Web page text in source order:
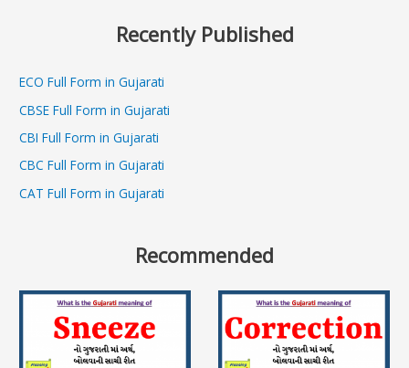
Recently Published
ECO Full Form in Gujarati
CBSE Full Form in Gujarati
CBI Full Form in Gujarati
CBC Full Form in Gujarati
CAT Full Form in Gujarati
Recommended